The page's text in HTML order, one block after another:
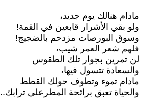
مادام هنالك يوم جديد،
ولو بقي الأشرار قابعين في القمة!
وسوق البورصات مزدحم بالضجيج!
فلهم شعر العمر شيب،
لن تمرين بجوار تلك الطقوس
والسعادة تتسول فيها،
مادام تموء وتطوف حولك القطط
والحياة تعبق برائحة المطرعلى ترابك..